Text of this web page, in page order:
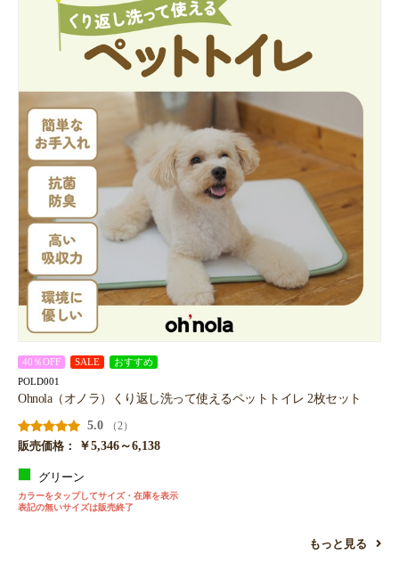
40％OFF SALE おすすめ
POLD001
Ohnola（オノラ）くり返し洗って使えるペットトイレ 2枚セット
5.0
（2）
販売価格：
￥5,346～6,138
グリーン
カラーをタップしてサイズ・在庫を表示
表記の無いサイズは販売終了
もっと見る